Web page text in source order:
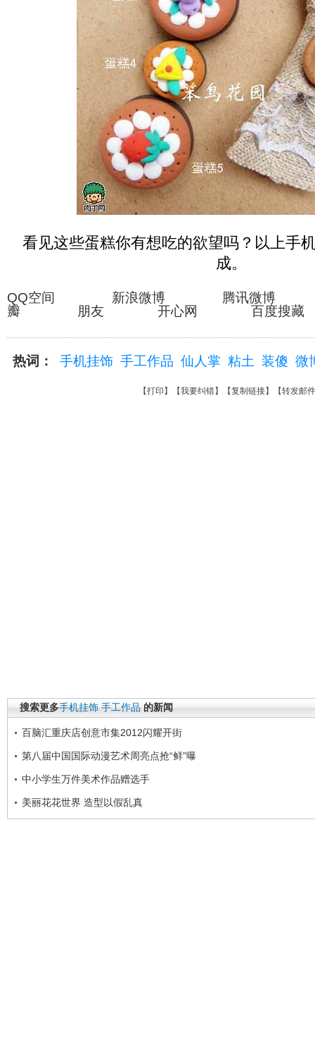
看见这些蛋糕你有想吃的欲望吗？以上手
成。
QQ空间 新浪微博 腾讯微
瓣 朋友 开心网 百度搜
热词： 手机挂饰 手工作品 仙人掌 粘土 装傻 微
【打印 】【我要纠错】【复制链接】【转发邮件
搜索更多手机挂饰 手工作品 的新闻
百脑汇重庆店创意市集2012闪耀开街
第八届中国国际动漫艺术周亮点抢“鲜”曝
中小学生万件美术作品赠选手
美丽花花世界 造型以假乱真